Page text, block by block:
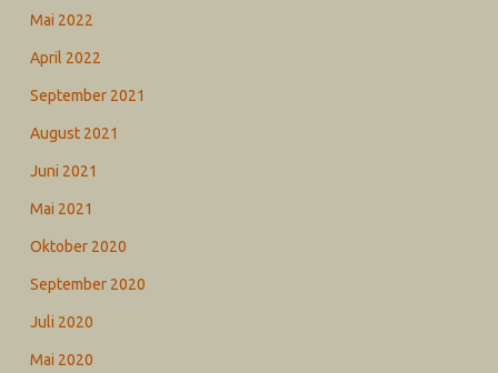
Mai 2022
April 2022
September 2021
August 2021
Juni 2021
Mai 2021
Oktober 2020
September 2020
Juli 2020
Mai 2020